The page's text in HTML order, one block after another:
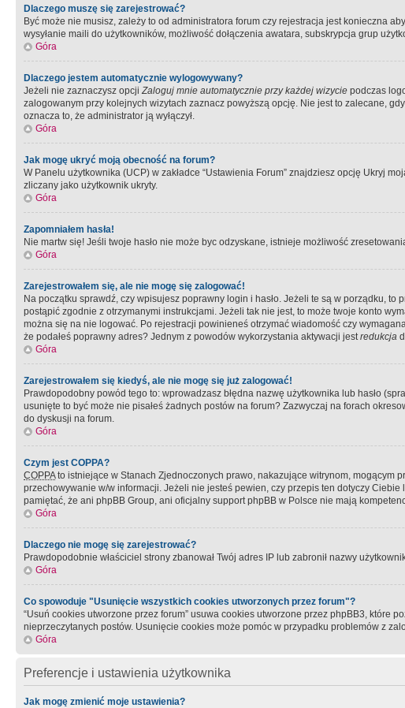
Dlaczego muszę się zarejestrować?
Być może nie musisz, zależy to od administratora forum czy rejestracja jest konieczna
wysyłanie maili do użytkowników, możliwość dołączenia awatara, subskrypcja grup
Góra
Dlaczego jestem automatycznie wylogowywany?
Jeżeli nie zaznaczysz opcjiZaloguj mnie automatycznie przy każdej wizycie podczas
zalogowanym przy kolejnych wizytach zaznacz powyższą opcję. Nie jest to zalecane,
oznacza to, że administrator ją wyłączył.
Góra
Jak mogę ukryć moją obecność na forum?
W Panelu użytkownika (UCP) w zakładce “Ustawienia Forum” znajdziesz opcję Ukryj
zliczany jako użytkownik ukryty.
Góra
Zapomniałem hasła!
Nie martw się! Jeśli twoje hasło nie może byc odzyskane, istnieje możliwość
Góra
Zarejestrowałem się, ale nie mogę się zalogować!
Na początku sprawdź, czy wpisujesz poprawny login i hasło. Jeżeli te są w porządku,
postąpić zgodnie z otrzymanymi instrukcjami. Jeżeli tak nie jest, to może twoje konto
można się na nie logować. Po rejestracji powinieneś otrzymać wiadomość czy
że podałeś poprawny adres? Jednym z powodów wykorzystania aktywacji jestredukcja
Góra
Zarejestrowałem się kiedyś, ale nie mogę się już zalogować!
Prawdopodobny powód tego to: wprowadzasz błędna nazwę użytkownika lub hasło
usunięte to być może nie pisałeś żadnych postów na forum? Zazwyczaj na forach
do dyskusji na forum.
Góra
Czym jest COPPA?
COPPAto istniejące w Stanach Zjednoczonych prawo, nakazujące witrynom, mogącym
przechowywanie w/w informacji. Jeżeli nie jesteś pewien, czy przepis ten dotyczy
pamiętać, że ani phpBB Group, ani oficjalny support phpBB w Polsce nie mają
Góra
Dlaczego nie mogę się zarejestrować?
Prawdopodobnie właściciel strony zbanował Twój adres IP lub zabronił nazwy
Góra
Co spowoduje "Usunięcie wszystkich cookies utworzonych przez forum"?
“Usuń cookies utworzone przez forum” usuwa cookies utworzone przez phpBB3, które
nieprzeczytanych postów. Usunięcie cookies może pomóc w przypadku problemów z
Góra
Preferencje i ustawienia użytkownika
Jak mogę zmienić moje ustawienia?